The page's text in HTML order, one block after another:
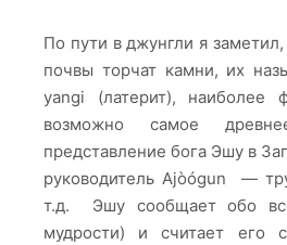
По пути в джунгли я заметил,
почвы торчат камни, их
yangi (латерит), наиболее
возможно самое
представление бога Эшу в
руководитель Ajòógun —
т.д. Эшу сообщает обо
мудрости) и считает его